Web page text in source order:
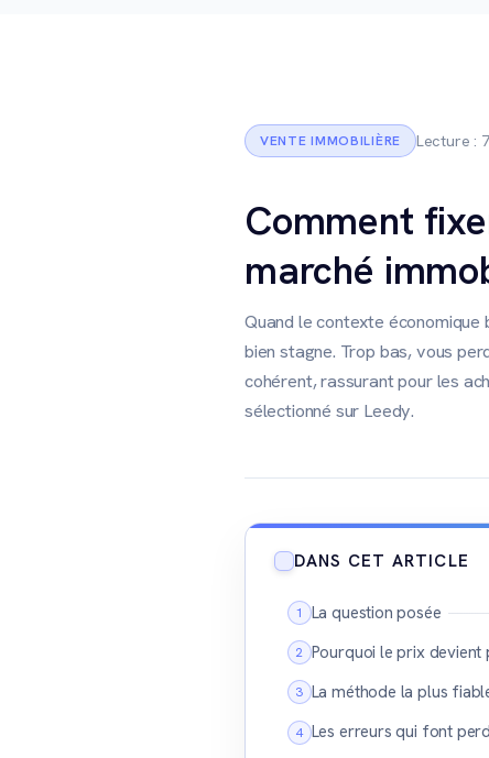
VENTE IMMOBILIÈRE Lecture :
Comment
marché
Quand le contexte
bien stagne. Trop bas, vous
cohérent, rassurant pour les
sélectionné sur Leedy.
DANS CET ARTICLE
La question posée
Pourquoi le prix
La méthode la plus
Les erreurs qui font